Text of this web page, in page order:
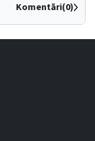
Komentāri(0)